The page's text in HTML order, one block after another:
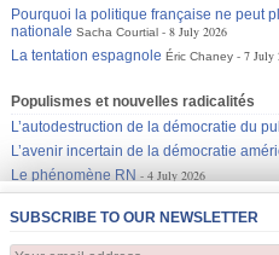
SUBSCRIBE TO OUR NEWSLETTER
JOIN US
Pourquoi la politique française ne peut
nationale Sacha Courtial
8 July 2026
La tentation espagnole Éric Chaney 7 July
Populismes et nouvelles radicalités
L’autodestruction de la démocratie du
L’avenir incertain de la démocratie
Le phénomène RN
4 July 2026